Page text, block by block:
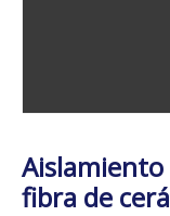
fibra de